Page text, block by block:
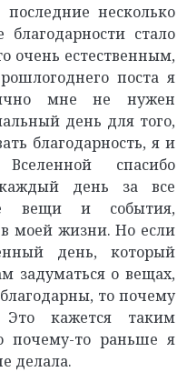
несколько
стало
очень естественным,
поста я
мне не нужен
день для того,
благодарность, я и
спасибо
день за все
вещи и события,
моей жизни. Но если
день, который
задуматься о вещах,
то почему
кажется таким
почему-то раньше я
делала.